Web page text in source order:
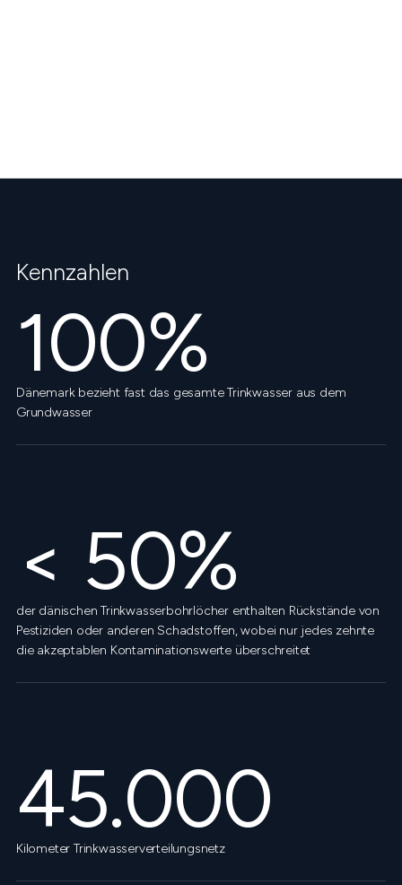
Kennzahlen
100%
Dänemark bezieht fast das gesamte Trinkwasser aus dem
Grundwasser
< 50%
der dänischen Trinkwasserbohrlöcher enthalten Rückstände von
Pestiziden oder anderen Schadstoffen, wobei nur jedes zehnte
die akzeptablen Kontaminationswerte überschreitet
45.000
Kilometer Trinkwasserverteilungsnetz